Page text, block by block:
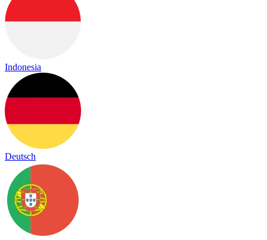
Indonesia
Deutsch